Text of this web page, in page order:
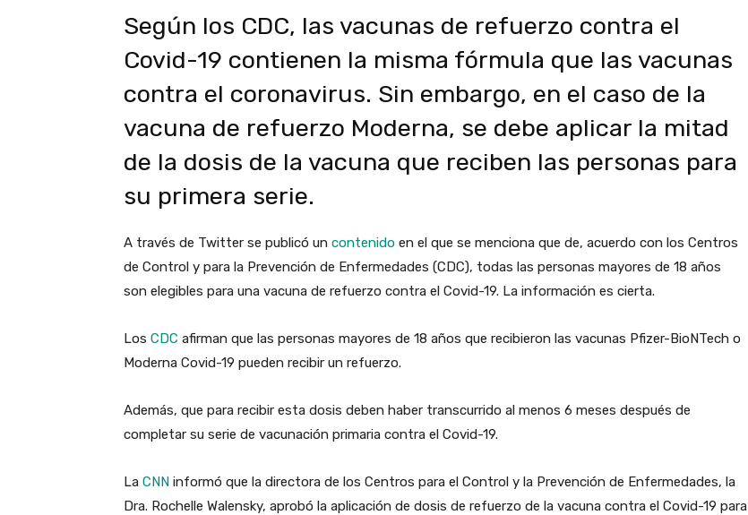
Según los CDC, las vacunas de refuerzo contra el
Covid-19 contienen la misma fórmula que las vacunas
contra el coronavirus. Sin embargo, en el caso de la
vacuna de refuerzo Moderna, se debe aplicar la mitad
de la dosis de la vacuna que reciben las personas para
su primera serie.
A través de Twitter se publicó un contenido en el que se menciona que de, acuerdo con los Centros
de Control y para la Prevención de Enfermedades (CDC), todas las personas mayores de 18 años
son elegibles para una vacuna de refuerzo contra el Covid-19. La información es cierta.
Los CDC afirman que las personas mayores de 18 años que recibieron las vacunas Pfizer-BioNTech o
Moderna Covid-19 pueden recibir un refuerzo.
Además, que para recibir esta dosis deben haber transcurrido al menos 6 meses después de
completar su serie de vacunación primaria contra el Covid-19.
La CNN informó que la directora de los Centros para el Control y la Prevención de Enfermedades, la
Dra. Rochelle Walensky, aprobó la aplicación de dosis de refuerzo de la vacuna contra el Covid-19 para